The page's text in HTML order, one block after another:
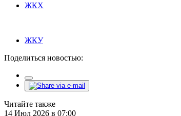
ЖКХ
ЖКУ
Поделиться новостью:
Читайте также
14 Июл 2026 в 07:00